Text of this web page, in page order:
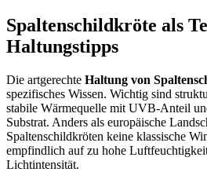
Spaltenschildkröte als
Haltungstipps
Die artgerechte Haltung von
spezifisches Wissen. Wichtig sind
stabile Wärmequelle mit UVB-Anteil
Substrat. Anders als europäische
Spaltenschildkröten keine klassische
empfindlich auf zu hohe
Lichtintensität.